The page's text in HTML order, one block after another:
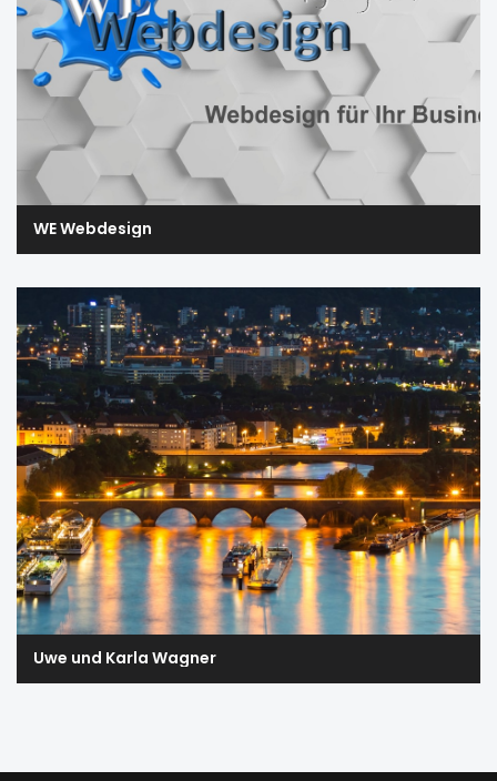
WE Webdesign
Uwe und Karla Wagner